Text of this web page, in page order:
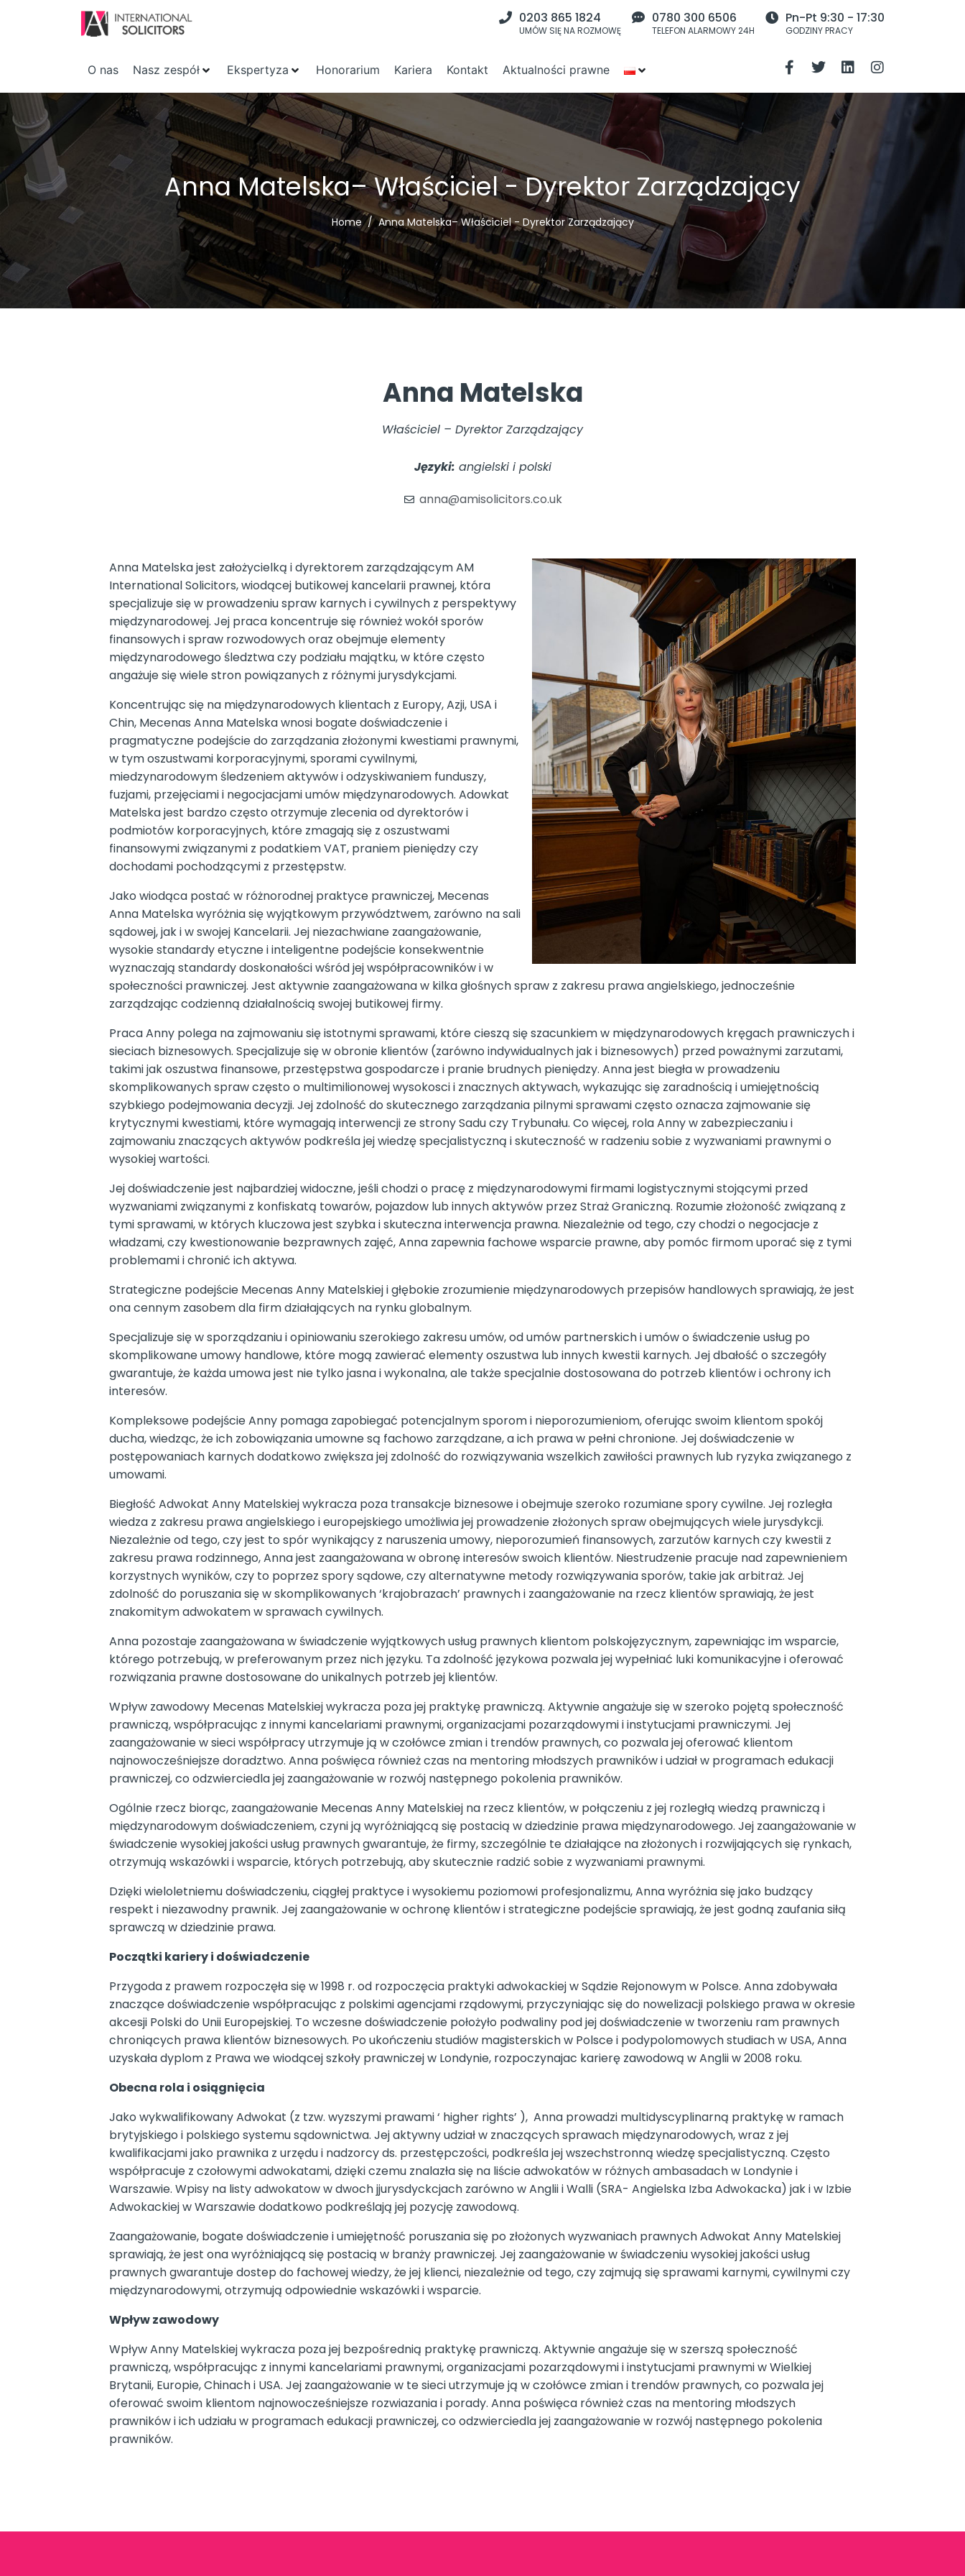
0203 865 1824
UMÓW SIĘ NA ROZMOWĘ
0780 300 6506
TELEFON ALARMOWY 24H
Pn-Pt 9:30 - 17:30
GODZINY PRACY
O nas Nasz zespół Ekspertyza Honorarium Kariera Kontakt Aktualności prawne
Anna Matelska– Właściciel - Dyrektor Zarządzający
Home Anna Matelska– Właściciel - Dyrektor Zarządzający
Anna Matelska
Właściciel – Dyrektor Zarządzający
Języki: angielski i polski
anna@amisolicitors.co.uk
Anna Matelska jest założycielką i dyrektorem zarządzającym AM
International Solicitors, wiodącej butikowej kancelarii prawnej, która
specjalizuje się w prowadzeniu spraw karnych i cywilnych z perspektywy
międzynarodowej. Jej praca koncentruje się również wokół sporów
finansowych i spraw rozwodowych oraz obejmuje elementy
międzynarodowego śledztwa czy podziału majątku, w które często
angażuje się wiele stron powiązanych z różnymi jurysdykcjami.
Koncentrując się na międzynarodowych klientach z Europy, Azji, USA i
Chin, Mecenas Anna Matelska wnosi bogate doświadczenie i
pragmatyczne podejście do zarządzania złożonymi kwestiami prawnymi,
w tym oszustwami korporacyjnymi, sporami cywilnymi,
miedzynarodowym śledzeniem aktywów i odzyskiwaniem funduszy,
fuzjami, przejęciami i negocjacjami umów międzynarodowych. Adowkat
Matelska jest bardzo często otrzymuje zlecenia od dyrektorów i
podmiotów korporacyjnych, które zmagają się z oszustwami
finansowymi związanymi z podatkiem VAT, praniem pieniędzy czy
dochodami pochodzącymi z przestępstw.
Jako wiodąca postać w różnorodnej praktyce prawniczej, Mecenas
Anna Matelska wyróżnia się wyjątkowym przywództwem, zarówno na sali
sądowej, jak i w swojej Kancelarii. Jej niezachwiane zaangażowanie,
wysokie standardy etyczne i inteligentne podejście konsekwentnie
wyznaczają standardy doskonałości wśród jej współpracowników i w
społeczności prawniczej. Jest aktywnie zaangażowana w kilka głośnych spraw z zakresu prawa angielskiego, jednocześnie
zarządzając codzienną działalnością swojej butikowej firmy.
Praca Anny polega na zajmowaniu się istotnymi sprawami, które cieszą się szacunkiem w międzynarodowych kręgach prawniczych i
sieciach biznesowych. Specjalizuje się w obronie klientów (zarówno indywidualnych jak i biznesowych) przed poważnymi zarzutami,
takimi jak oszustwa finansowe, przestępstwa gospodarcze i pranie brudnych pieniędzy. Anna jest biegła w prowadzeniu
skomplikowanych spraw często o multimilionowej wysokosci i znacznych aktywach, wykazując się zaradnością i umiejętnością
szybkiego podejmowania decyzji. Jej zdolność do skutecznego zarządzania pilnymi sprawami często oznacza zajmowanie się
krytycznymi kwestiami, które wymagają interwencji ze strony Sadu czy Trybunału. Co więcej, rola Anny w zabezpieczaniu i
zajmowaniu znaczących aktywów podkreśla jej wiedzę specjalistyczną i skuteczność w radzeniu sobie z wyzwaniami prawnymi o
wysokiej wartości.
Jej doświadczenie jest najbardziej widoczne, jeśli chodzi o pracę z międzynarodowymi firmami logistycznymi stojącymi przed
wyzwaniami związanymi z konfiskatą towarów, pojazdow lub innych aktywów przez Straż Graniczną. Rozumie złożoność związaną z
tymi sprawami, w których kluczowa jest szybka i skuteczna interwencja prawna. Niezależnie od tego, czy chodzi o negocjacje z
władzami, czy kwestionowanie bezprawnych zajęć, Anna zapewnia fachowe wsparcie prawne, aby pomóc firmom uporać się z tymi
problemami i chronić ich aktywa.
Strategiczne podejście Mecenas Anny Matelskiej i głębokie zrozumienie międzynarodowych przepisów handlowych sprawiają, że jest
ona cennym zasobem dla firm działających na rynku globalnym.
Specjalizuje się w sporządzaniu i opiniowaniu szerokiego zakresu umów, od umów partnerskich i umów o świadczenie usług po
skomplikowane umowy handlowe, które mogą zawierać elementy oszustwa lub innych kwestii karnych. Jej dbałość o szczegóły
gwarantuje, że każda umowa jest nie tylko jasna i wykonalna, ale także specjalnie dostosowana do potrzeb klientów i ochrony ich
interesów.
Kompleksowe podejście Anny pomaga zapobiegać potencjalnym sporom i nieporozumieniom, oferując swoim klientom spokój
ducha, wiedząc, że ich zobowiązania umowne są fachowo zarządzane, a ich prawa w pełni chronione. Jej doświadczenie w
postępowaniach karnych dodatkowo zwiększa jej zdolność do rozwiązywania wszelkich zawiłości prawnych lub ryzyka związanego z
umowami.
Biegłość Adwokat Anny Matelskiej wykracza poza transakcje biznesowe i obejmuje szeroko rozumiane spory cywilne. Jej rozległa
wiedza z zakresu prawa angielskiego i europejskiego umożliwia jej prowadzenie złożonych spraw obejmujących wiele jurysdykcji.
Niezależnie od tego, czy jest to spór wynikający z naruszenia umowy, nieporozumień finansowych, zarzutów karnych czy kwestii z
zakresu prawa rodzinnego, Anna jest zaangażowana w obronę interesów swoich klientów. Niestrudzenie pracuje nad zapewnieniem
korzystnych wyników, czy to poprzez spory sądowe, czy alternatywne metody rozwiązywania sporów, takie jak arbitraż. Jej
zdolność do poruszania się w skomplikowanych ‘krajobrazach’ prawnych i zaangażowanie na rzecz klientów sprawiają, że jest
znakomitym adwokatem w sprawach cywilnych.
Anna pozostaje zaangażowana w świadczenie wyjątkowych usług prawnych klientom polskojęzycznym, zapewniając im wsparcie,
którego potrzebują, w preferowanym przez nich języku. Ta zdolność językowa pozwala jej wypełniać luki komunikacyjne i oferować
rozwiązania prawne dostosowane do unikalnych potrzeb jej klientów.
Wpływ zawodowy Mecenas Matelskiej wykracza poza jej praktykę prawniczą. Aktywnie angażuje się w szeroko pojętą społeczność
prawniczą, współpracując z innymi kancelariami prawnymi, organizacjami pozarządowymi i instytucjami prawniczymi. Jej
zaangażowanie w sieci współpracy utrzymuje ją w czołówce zmian i trendów prawnych, co pozwala jej oferować klientom
najnowocześniejsze doradztwo. Anna poświęca również czas na mentoring młodszych prawników i udział w programach edukacji
prawniczej, co odzwierciedla jej zaangażowanie w rozwój następnego pokolenia prawników.
Ogólnie rzecz biorąc, zaangażowanie Mecenas Anny Matelskiej na rzecz klientów, w połączeniu z jej rozległą wiedzą prawniczą i
międzynarodowym doświadczeniem, czyni ją wyróżniającą się postacią w dziedzinie prawa międzynarodowego. Jej zaangażowanie w
świadczenie wysokiej jakości usług prawnych gwarantuje, że firmy, szczególnie te działające na złożonych i rozwijających się rynkach,
otrzymują wskazówki i wsparcie, których potrzebują, aby skutecznie radzić sobie z wyzwaniami prawnymi.
Dzięki wieloletniemu doświadczeniu, ciągłej praktyce i wysokiemu poziomowi profesjonalizmu, Anna wyróżnia się jako budzący
respekt i niezawodny prawnik. Jej zaangażowanie w ochronę klientów i strategiczne podejście sprawiają, że jest godną zaufania siłą
sprawczą w dziedzinie prawa.
Początki kariery i doświadczenie
Przygoda z prawem rozpoczęła się w 1998 r. od rozpoczęcia praktyki adwokackiej w Sądzie Rejonowym w Polsce. Anna zdobywała
znaczące doświadczenie współpracując z polskimi agencjami rządowymi, przyczyniając się do nowelizacji polskiego prawa w okresie
akcesji Polski do Unii Europejskiej. To wczesne doświadczenie położyło podwaliny pod jej doświadczenie w tworzeniu ram prawnych
chroniących prawa klientów biznesowych. Po ukończeniu studiów magisterskich w Polsce i podypolomowych studiach w USA, Anna
uzyskała dyplom z Prawa we wiodącej szkoły prawniczej w Londynie, rozpoczynajac karierę zawodową w Anglii w 2008 roku.
Obecna rola i osiągnięcia
Jako wykwalifikowany Adwokat (z tzw. wyzszymi prawami ‘ higher rights’ ), Anna prowadzi multidyscyplinarną praktykę w ramach
brytyjskiego i polskiego systemu sądownictwa. Jej aktywny udział w znaczących sprawach międzynarodowych, wraz z jej
kwalifikacjami jako prawnika z urzędu i nadzorcy ds. przestępczości, podkreśla jej wszechstronną wiedzę specjalistyczną. Często
współpracuje z czołowymi adwokatami, dzięki czemu znalazła się na liście adwokatów w różnych ambasadach w Londynie i
Warszawie. Wpisy na listy adwokatow w dwoch jjurysdyckcjach zarówno w Anglii i Walli (SRA- Angielska Izba Adwokacka) jak i w Izbie
Adwokackiej w Warszawie dodatkowo podkreślają jej pozycję zawodową.
Zaangażowanie, bogate doświadczenie i umiejętność poruszania się po złożonych wyzwaniach prawnych Adwokat Anny Matelskiej
sprawiają, że jest ona wyróżniającą się postacią w branży prawniczej. Jej zaangażowanie w świadczeniu wysokiej jakości usług
prawnych gwarantuje dostep do fachowej wiedzy, że jej klienci, niezależnie od tego, czy zajmują się sprawami karnymi, cywilnymi czy
międzynarodowymi, otrzymują odpowiednie wskazówki i wsparcie.
Wpływ zawodowy
Wpływ Anny Matelskiej wykracza poza jej bezpośrednią praktykę prawniczą. Aktywnie angażuje się w szerszą społeczność
prawniczą, współpracując z innymi kancelariami prawnymi, organizacjami pozarządowymi i instytucjami prawnymi w Wielkiej
Brytanii, Europie, Chinach i USA. Jej zaangażowanie w te sieci utrzymuje ją w czołówce zmian i trendów prawnych, co pozwala jej
oferować swoim klientom najnowocześniejsze rozwiazania i porady. Anna poświęca również czas na mentoring młodszych
prawników i ich udziału w programach edukacji prawniczej, co odzwierciedla jej zaangażowanie w rozwój następnego pokolenia
prawników.